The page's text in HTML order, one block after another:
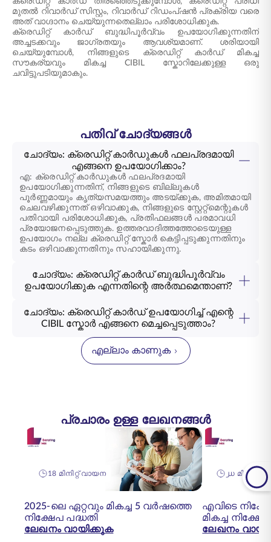
മുതൽ റിവാർഡ് സിസ്റ്റം, റിവാർഡ് റിഡംപ്ഷൻ പ്രക്രിയ വരെ
അത് വാഗ്ദാനം ചെയ്യുന്നതെല്ലാം പരിശോധിക്കുക.
ക്രെഡിറ്റ് കാർഡ് ബുദ്ധിപൂർവ്വം ഉപയോഗിക്കുന്നതിന്
അച്ചടക്കവും ജാഗ്രതയും ആവശ്യമാണ്. ശരിയായി
ചെയ്യുമ്പോൾ, നിങ്ങളുടെ ക്രെഡിറ്റ് കാർഡ് മികച്ച
സൗകര്യവും മികച്ച CIBIL സ്കോറിലേക്കുള്ള ഒരു
ചവിട്ടുപടിയുമാകും.
പതിവ് ചോദ്യങ്ങൾ
ചോദ്യം: ക്രെഡിറ്റ് കാർഡുകൾ ഫലപ്രദമായി
എങ്ങനെ ഉപയോഗിക്കാം?
എ: ക്രെഡിറ്റ് കാർഡുകൾ ഫലപ്രദമായി
ഉപയോഗിക്കുന്നതിന്, നിങ്ങളുടെ ബില്ലുകൾ
പൂർണ്ണമായും കൃത്യസമയത്തും അടയ്ക്കുക, അമിതമായി
ചെലവഴിക്കുന്നത് ഒഴിവാക്കുക, നിങ്ങളുടെ സ്റ്റേറ്റ്‌മെന്റുകൾ
പതിവായി പരിശോധിക്കുക, പ്രതിഫലങ്ങൾ പരമാവധി
പ്രയോജനപ്പെടുത്തുക. ഉത്തരവാദിത്തത്തോടെയുള്ള
ഉപയോഗം നല്ല ക്രെഡിറ്റ് സ്കോർ കെട്ടിപ്പടുക്കുന്നതിനും
കടം ഒഴിവാക്കുന്നതിനും സഹായിക്കുന്നു.
ചോദ്യം: ക്രെഡിറ്റ് കാർഡ് ബുദ്ധിപൂർവ്വം
ഉപയോഗിക്കുക എന്നതിന്റെ അർത്ഥമെന്താണ്?
ചോദ്യം: ക്രെഡിറ്റ് കാർഡ് ഉപയോഗിച്ച് എന്റെ
CIBIL സ്കോർ എങ്ങനെ മെച്ചപ്പെടുത്താം?
എല്ലാം കാണുക
പ്രചാരം ഉള്ള ലേഖനങ്ങൾ
18 മിനിറ്റ് വായന
2025-ലെ ഏറ്റവും മികച്ച 5 വർഷത്തെ
നിക്ഷേപ പദ്ധതി
ലേഖനം വായിക്കുക
൰ മിനിറ്റ്
എവിടെ
മികച്ച
ലേഖനം